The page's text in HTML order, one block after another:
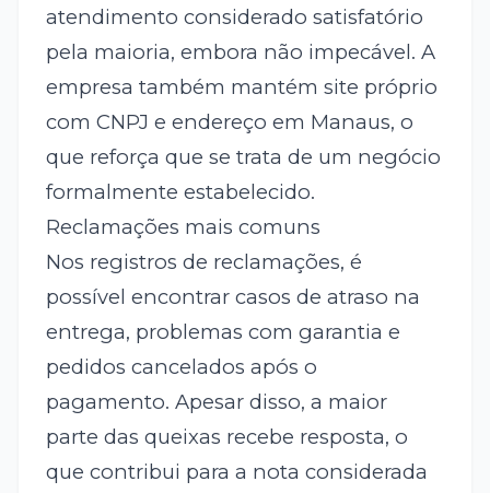
atendimento considerado satisfatório
pela maioria, embora não impecável. A
empresa também mantém site próprio
com CNPJ e endereço em Manaus, o
que reforça que se trata de um negócio
formalmente estabelecido.
Reclamações mais comuns
Nos registros de reclamações, é
possível encontrar casos de atraso na
entrega, problemas com garantia e
pedidos cancelados após o
pagamento. Apesar disso, a maior
parte das queixas recebe resposta, o
que contribui para a nota considerada